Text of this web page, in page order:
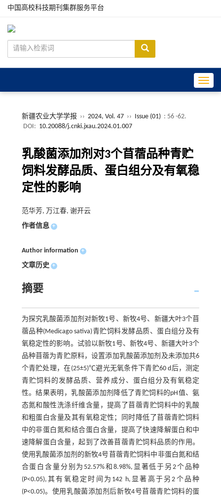
中国高校科技期刊集群服务平台
新疆农业大学学报 ›› 2024, Vol. 47 ›› Issue (01) : 56 -62.
DOI: 10.20088/j.cnki.jxau.2024.01.007
乳酸菌添加剂对3个苜蓿品种青贮
饲料发酵品质、蛋白组分及有氧稳
定性的影响
范华芳, 万江春, 谢开云
作者信息 +
Author information +
文章历史 +
摘要
为探究乳酸菌添加剂对新牧1号、新牧4号、新疆大叶3个苜
蓿品种(Medicago sativa)青贮饲料发酵品质、蛋白组分及有
氧稳定性的影响。试验以新牧1号、新牧4号、新疆大叶3个
品种苜蓿为青贮原料，设置添加乳酸菌添加剂及未添加共6
个青贮处理，在(25±5)℃避光无氧条件下青贮60 d后，测定
青贮饲料的发酵品质、营养成分、蛋白组分及有氧稳定
性。结果表明，乳酸菌添加剂降低了青贮饲料的pH值、氨
态氮和酸性洗涤纤维含量，提高了苜蓿青贮饲料中的乳酸
和粗蛋白含量及其有氧稳定性；同时降低了苜蓿青贮饲料
中的非蛋白氮和结合蛋白含量，提高了快速降解蛋白和中
速降解蛋白含量，起到了改善苜蓿青贮饲料品质的作用。
使用乳酸菌添加剂的新牧4号苜蓿青贮饲料中非蛋白氮和结
合蛋白含量分别为52.57%和8.98%,显著低于另2个品种
(P<0.05),其有氧稳定时间为142 h,显著高于另2个品种
(P<0.05)。使用乳酸菌添加剂后新牧4号苜蓿青贮饲料的蛋